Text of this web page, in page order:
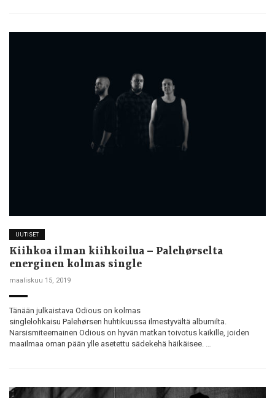
UUTISET
Kiihkoa ilman kiihkoilua – Palehørselta
energinen kolmas single
maaliskuu 15, 2019
Tänään julkaistava Odious on kolmas
singlelohkaisu Palehørsen huhtikuussa ilmestyvältä albumilta.
Narsismiteemainen Odious on hyvän matkan toivotus kaikille, joiden
maailmaa oman pään ylle asetettu sädekehä häikäisee. …